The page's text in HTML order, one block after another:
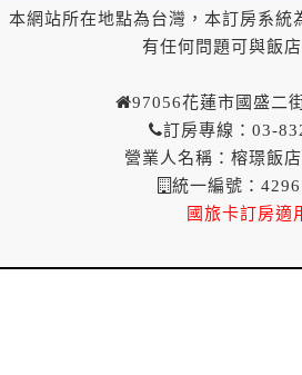
一、甲方解約通知於預定住宿日當
乙方於一年內保留已付金額作為甲
制，如不得與其他優惠方案合併使
二、 甲方解約通知於預定住宿
約通知者，乙方得不退還預收約定
第八條（契約變更）
甲方於訂房後，要求變更住宿
生之費用。
本網站所在地點為台灣，本訂房系統
有任何問題可與飯店
97056花蓮市國盛二
訂房專線：03-
營業人名稱：榕璟飯
統一編號：
國旅卡訂房適